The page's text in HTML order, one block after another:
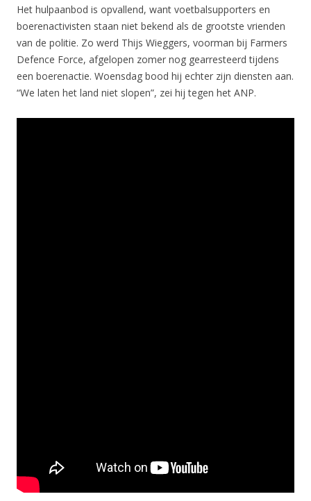
Het hulpaanbod is opvallend, want voetbalsupporters en
boerenactivisten staan niet bekend als de grootste vrienden
van de politie. Zo werd Thijs Wieggers, voorman bij Farmers
Defence Force, afgelopen zomer nog gearresteerd tijdens
een boerenactie. Woensdag bood hij echter zijn diensten aan.
“We laten het land niet slopen”, zei hij tegen het ANP.